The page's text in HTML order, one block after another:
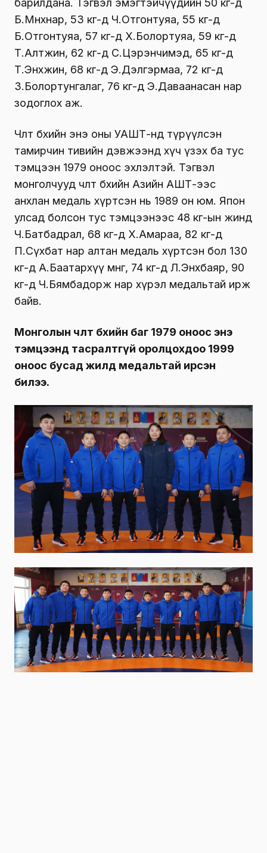
барилдана. Тэгвэл эмэгтэйчүүдийн 50 кг-д
Б.Мөнхнар, 53 кг-д Ч.Отгонтуяа, 55 кг-д
Б.Отгонтуяа, 57 кг-д Х.Болортуяа, 59 кг-д
Т.Алтжин, 62 кг-д С.Цэрэнчимэд, 65 кг-д
Т.Энхжин, 68 кг-д Э.Дэлгэрмаа, 72 кг-д
З.Болортунгалаг, 76 кг-д Э.Даваанасан нар
зодоглох аж.
Чөлөөт бөхийн энэ оны УАШТ-нд түрүүлсэн
тамирчин тивийн дэвжээнд хүч үзэх ба тус
тэмцээн 1979 оноос эхлэлтэй. Тэгвэл
монголчууд чөлөөт бөхийн Азийн АШТ-ээс
анхлан медаль хүртсэн нь 1989 он юм. Япон
улсад болсон тус тэмцээнээс 48 кг-ын жинд
Ч.Батбадрал, 68 кг-д Х.Амараа, 82 кг-д
П.Сүхбат нар алтан медаль хүртсэн бол 130
кг-д А.Баатархүү мөнгө, 74 кг-д Л.Энхбаяр, 90
кг-д Ч.Бямбадорж нар хүрэл медальтай ирж
байв.
Монголын чөлөөт бөхийн баг 1979 оноос энэ
тэмцээнд тасралтгүй оролцохдоо 1999
оноос бусад жилд медальтай ирсэн
билээ.